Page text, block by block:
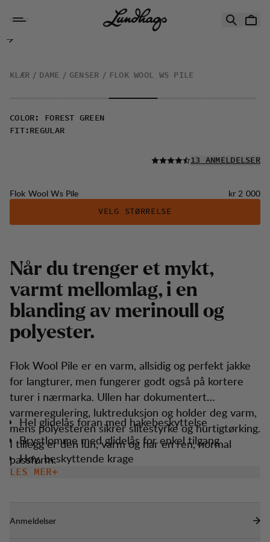
Flok Wool Ws Pile
KLÆR DAME GENSER FLOK WOOL WS PILE
COLOR :
FOREST GREEN
FIT: REGULAR
LES ALLE
13 ANMELDELSER
Flok Wool Ws Pile Pris:
kr 2 000
VELG STØRRELSE
Når du trenger et mykt,
varmt mellomlag, i en
blanding av merinoull og
polyester.
Flok Wool Pile er en varm, allsidig og perfekt jakke
for langturer, men fungerer godt også på kortere
turer i nærmarka. Ullen har dokumentert
varmeregulering, luktreduksjon og holder deg varm,
mens polyesteren sikrer slitestyrke og hurtigtørking.
I tillegg er den lun, varm og har en ren, normal
passform.
Hel glidelås foran med hakebeskyttelse
Brystlomme med glidelås for enkel tilgang
Høy, beskyttende krage
To håndlommer med glidelås
LES MER
Anmeldelser